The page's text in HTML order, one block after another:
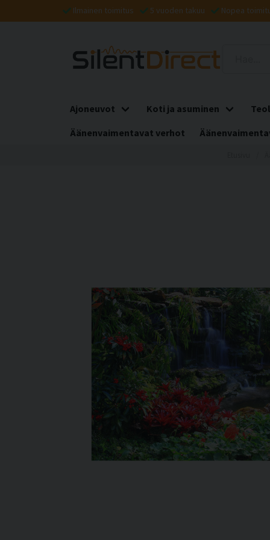
Ilmainen toimitus 5 vuoden takuu Nopea
Ajoneuvot Koti ja asuminen
Äänenvaimentavat verhot